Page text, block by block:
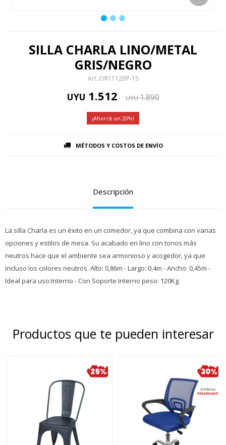
SILLA CHARLA LINO/METAL
GRIS/NEGRO
OR1112BP-15
UYU 1.512 UYU1.890
20
MÉTODOS Y COSTOS DE ENVÍO
Descripción
La silla Charla es un éxito en un comedor, ya que combina con varias
opciones y estilos de mesa. Su acabado en lino con tonos más
neutros hace que el ambiente sea armonioso y acogedor, ya que
incluso los colores neutros. Alto: 0,86m - Largo: 0,4m - Ancho: 0,45m -
Ideal para uso:Interno - Con Soporte Interno peso: 120Kg
Productos que te pueden interesar